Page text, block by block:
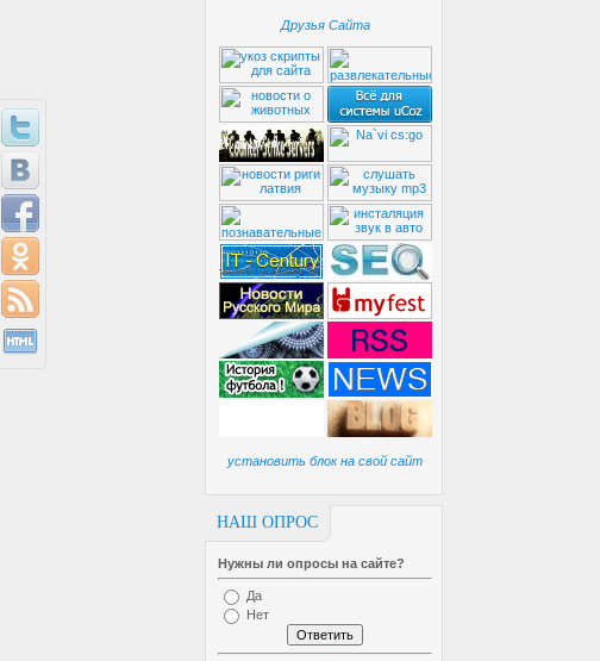
Друзья Сайта
установить блок на свой сайт
НАШ ОПРОС
Нужны ли опросы на сайте?
Да
Нет